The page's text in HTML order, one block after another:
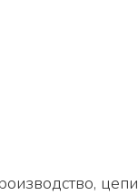
цепи